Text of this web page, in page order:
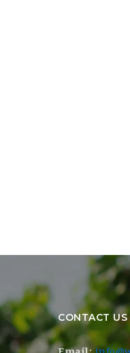
CONTACT US